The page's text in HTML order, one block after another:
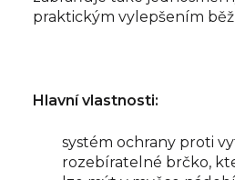
praktickým vylepšením
Hlavní vlastnosti:
systém ochrany proti
rozebíratelné brčko,